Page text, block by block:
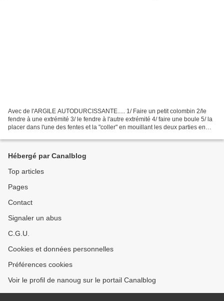
Avec de l'ARGILE AUTODURCISSANTE..... 1/ Faire un petit colombin 2/le
fendre à une extrémité 3/ le fendre à l'autre extrémité 4/ faire une boule 5/ la
placer dans l'une des fentes et la "coller" en mouillant les deux parties en
Hébergé par Canalblog
Top articles
Pages
Contact
Signaler un abus
C.G.U.
Cookies et données personnelles
Préférences cookies
Voir le profil de nanoug sur le portail Canalblog